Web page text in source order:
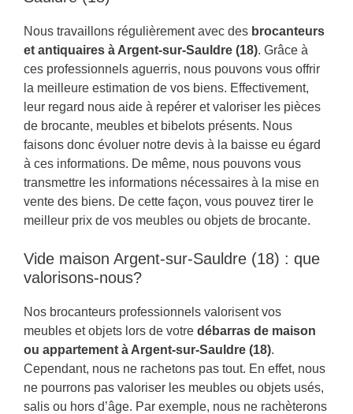
Nous travaillons régulièrement avec des brocanteurs
et antiquaires à Argent-sur-Sauldre (18). Grâce à
ces professionnels aguerris, nous pouvons vous offrir
la meilleure estimation de vos biens. Effectivement,
leur regard nous aide à repérer et valoriser les pièces
de brocante, meubles et bibelots présents. Nous
faisons donc évoluer notre devis à la baisse eu égard
à ces informations. De même, nous pouvons vous
transmettre les informations nécessaires à la mise en
vente des biens. De cette façon, vous pouvez tirer le
meilleur prix de vos meubles ou objets de brocante.
Vide maison Argent-sur-Sauldre (18) : que
valorisons-nous?
Nos brocanteurs professionnels valorisent vos
meubles et objets lors de votre débarras de maison
ou appartement à Argent-sur-Sauldre (18).
Cependant, nous ne rachetons pas tout. En effet, nous
ne pourrons pas valoriser les meubles ou objets usés,
salis ou hors d’âge. Par exemple, nous ne rachèterons